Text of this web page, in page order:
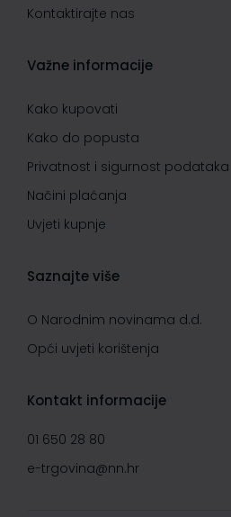
Kontaktirajte nas
Važne informacije
Kako kupovati
Kako do popusta
Privatnost i sigurnost podataka
Načini plaćanja
Uvjeti kupnje
Saznajte više
O Narodnim novinama d.d.
Opći uvjeti korištenja
Kontakt informacije
01 650 28 80
e-trgovina@nn.hr